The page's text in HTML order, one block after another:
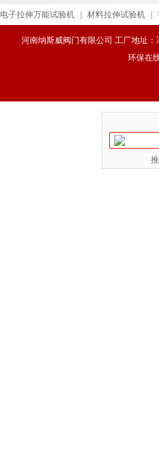
电子拉伸万能试验机 材料拉伸试验机
河南纳斯威阀门有限公司 工厂地址：
环保在